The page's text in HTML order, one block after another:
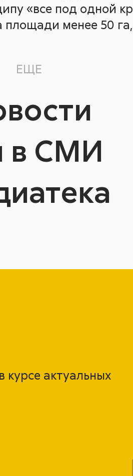
«все под одной
площади менее 50
ЕЩЕ
в СМИ
курсе актуальных